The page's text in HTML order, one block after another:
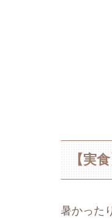
【実食
暑かった